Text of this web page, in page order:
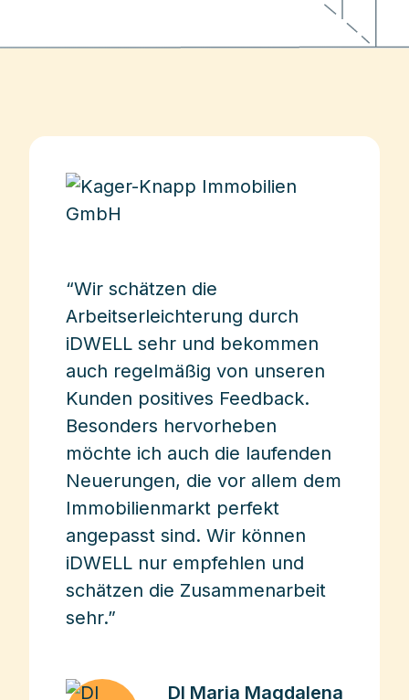
“Wir schätzen die
Arbeitserleichterung durch
iDWELL sehr und bekommen
auch regelmäßig von unseren
Kunden positives Feedback.
Besonders hervorheben
möchte ich auch die laufenden
Neuerungen, die vor allem dem
Immobilienmarkt perfekt
angepasst sind. Wir können
iDWELL nur empfehlen und
schätzen die Zusammenarbeit
sehr.”
DI Maria Magdalena